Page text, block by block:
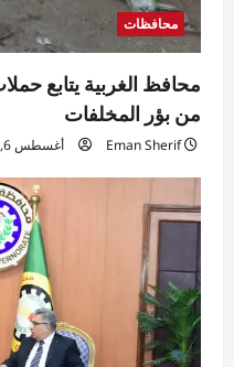
محافظات
من بؤر المخلفات
Eman Sherif أغسطس 6, 2026